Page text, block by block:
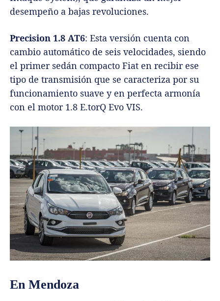
desempeño a bajas revoluciones.
Precision 1.8 AT6: Esta versión cuenta con
cambio automático de seis velocidades, siendo
el primer sedán compacto Fiat en recibir ese
tipo de transmisión que se caracteriza por su
funcionamiento suave y en perfecta armonía
con el motor 1.8 E.torQ Evo VIS.
En Mendoza